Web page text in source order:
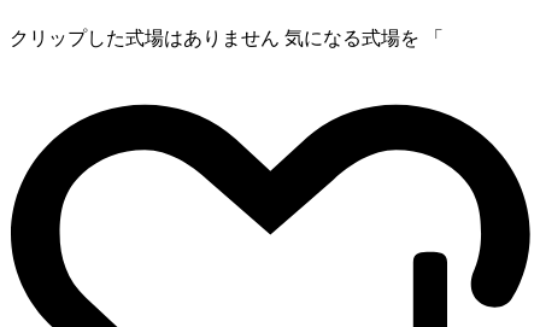
クリップした式場はありません 気になる式場を 「